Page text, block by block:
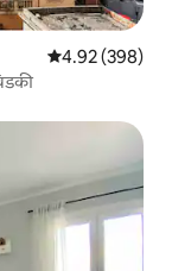
5 पैकी 4.92
4.92 (398)